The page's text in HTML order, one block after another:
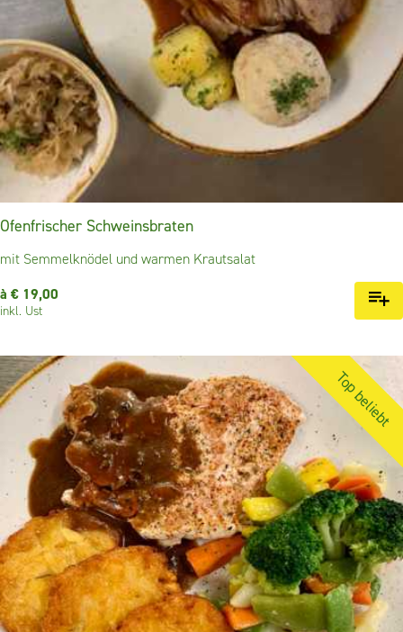
Ofenfrischer Schweinsbraten
mit Semmelknödel und warmen Krautsalat
à € 19,00
inkl. Ust
Top beliebt